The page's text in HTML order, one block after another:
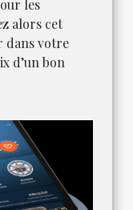
les
alors cet
dans votre
d’un bon